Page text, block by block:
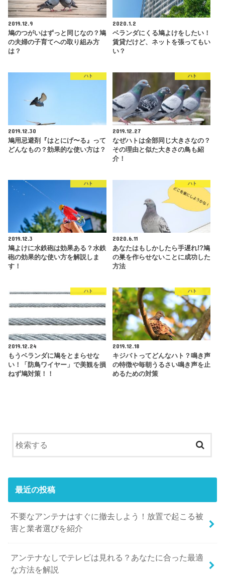
2019.12.9
鳩のつがいはずっと同じなの？鳩
の夫婦の子育てへの取り組み方
は？
2020.1.2
ベランダにくる鳩よけをしたい！
賃貸だけど、ネットを張ってもい
い？
ハト
2019.12.30
鳩用忌避剤『はとにげ〜る』って
どんなもの？効果的な使い方は？
ハト
2019.12.27
なぜハトは全部同じ大きさなの？
その理由と似た大きさの鳥も紹
介！
ハト
2019.12.3
鳩よけに水鉄砲は効果ある？水鉄
砲の効果的な使い方を解説しま
す！
ハト
2020.6.11
あなたはもしかしたら手遅れ!?鳩
の巣を作らせないことに成功した
方法
ハト
2019.12.24
もうベランダに鳩をとまらせな
い！「防鳥ワイヤー」で美観を損
ねず鳩対策！！
ハト
2019.12.18
キジバトってどんなハト？鳴き声
の特徴や毎朝うるさい鳴き声を止
めるための対策
最近の投稿
不要なアンテナはすぐに撤去しよう！放置で起こる被
害と業者選びを紹介
アンテナなしでテレビは見れる？あなたに合った最適
な方法を解説